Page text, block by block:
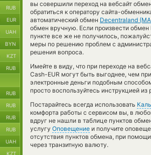
вы совершили переход на вебсайт
обратиться к оператору сайта-
автоматический обмен Decentraland
обмен вручную. Если произвести
пункте все же не получилось,
меры по решению проблем с
решения вопроса.
Имейте в виду, что при переходе на
Cash-EUR могут быть выгоднее, чем
электронные деньги подобным
просто воспользуйтесь инструкцией из
Постарайтесь всегда использовать
комфорта работы с сервисом вы, в
вдруг не нашли в таблице пунктов
услугу Оповещение и получите
отсутствия пунктов обмена, при
через транзитную валюту.
RUB
EUR
UAH
BYN
KZT
RUB
RUB
RUB
RUB
RUB
UAH
KZT